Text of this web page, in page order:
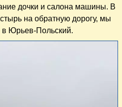
дочки и салона машины. В
на обратную дорогу, мы
Юрьев-Польский.